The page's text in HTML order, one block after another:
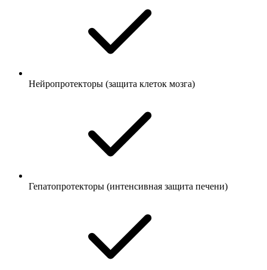
Нейропротекторы (защита клеток мозга)
Гепатопротекторы (интенсивная защита печени)